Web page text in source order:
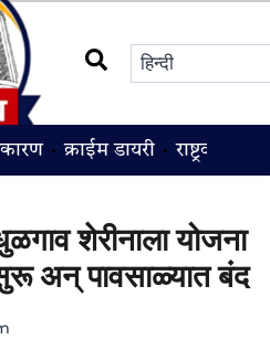
क्राईम डायरी राष्ट्रवादी
शेरीनाला योजना
अन् पावसाळ्यात बंद